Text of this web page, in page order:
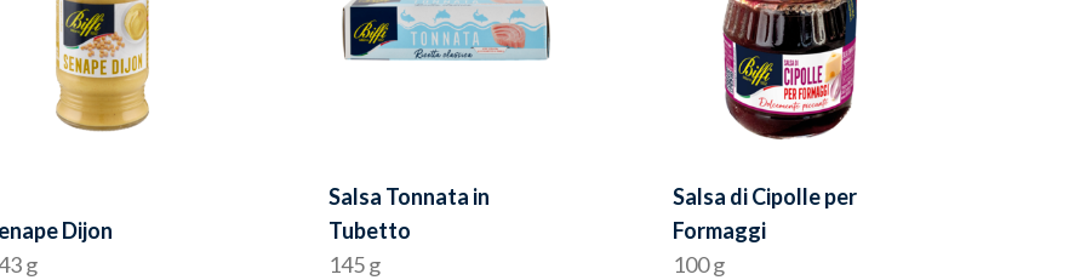
Dijon
g
Salsa Tonnata in
Tubetto
145 g
Salsa di Cipolle per
Formaggi
100 g